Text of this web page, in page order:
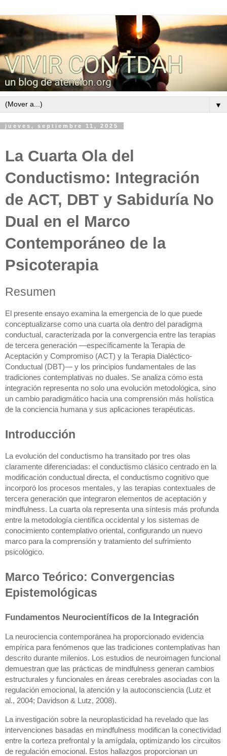
▼
jueves, septiembre 11, 2025
La Cuarta Ola del
Conductismo: Integración
de ACT, DBT y Sabiduría No
Dual en el Marco
Contemporáneo de la
Psicoterapia
Resumen
El presente ensayo examina la emergencia de lo que puede
conceptualizarse como una cuarta ola dentro del paradigma
conductual, caracterizada por la convergencia entre las terapias
de tercera generación —específicamente la Terapia de
Aceptación y Compromiso (ACT) y la Terapia Dialéctico-
Conductual (DBT)— y los principios fundamentales de las
tradiciones contemplativas no duales. Se analiza cómo esta
integración representa no solo una evolución metodológica, sino
un cambio paradigmático hacia una comprensión más holística
de la conciencia humana y sus aplicaciones terapéuticas.
Introducción
La evolución del conductismo ha transitado por tres olas
claramente diferenciadas: el conductismo clásico centrado en la
modificación conductual directa, el conductismo cognitivo que
incorporó los procesos mentales, y las terapias contextuales de
tercera generación que integraron elementos de aceptación y
mindfulness. La cuarta ola representa una síntesis más profunda
entre la metodología científica occidental y los sistemas de
conocimiento contemplativo oriental, configurando un nuevo
marco para la comprensión y tratamiento del sufrimiento
psicológico.
Marco Teórico: Convergencias
Epistemológicas
Fundamentos Neurocientíficos de la Integración
La neurociencia contemporánea ha proporcionado evidencia
empírica para fenómenos que las tradiciones contemplativas han
descrito durante milenios. Los estudios de neuroimagen funcional
demuestran que las prácticas de mindfulness generan cambios
estructurales y funcionales en áreas cerebrales asociadas con la
regulación emocional, la atención y la autoconsciencia (Lutz et
al., 2004; Davidson & Lutz, 2008).
La investigación sobre la neuroplasticidad ha revelado que las
intervenciones basadas en mindfulness modifican la conectividad
entre la corteza prefrontal y la amígdala, optimizando los circuitos
de regulación emocional. Estos hallazgos proporcionan un